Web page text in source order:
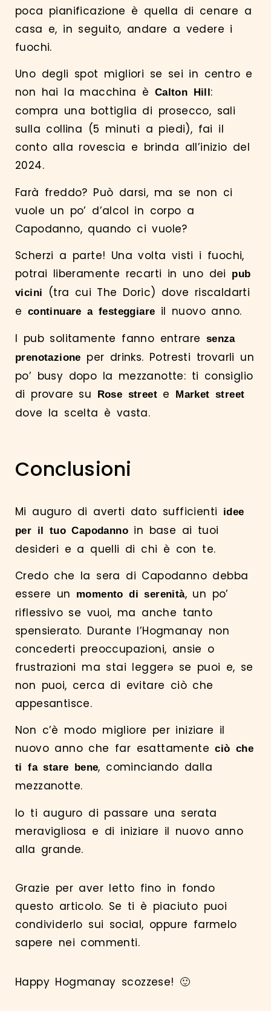
poca pianificazione è quella di cenare a
casa e, in seguito, andare a vedere i
fuochi.
Uno degli spot migliori se sei in centro e
non hai la macchina è Calton Hill:
compra una bottiglia di prosecco, sali
sulla collina (5 minuti a piedi), fai il
conto alla rovescia e brinda all’inizio del
2024.
Farà freddo? Può darsi, ma se non ci
vuole un po’ d’alcol in corpo a
Capodanno, quando ci vuole?
Scherzi a parte! Una volta visti i fuochi,
potrai liberamente recarti in uno dei
pub
vicini
(tra cui The Doric) dove riscaldarti
e continuare a festeggiare il nuovo anno.
I pub solitamente fanno entrare senza
prenotazione per drinks. Potresti trovarli un
po’ busy dopo la mezzanotte: ti consiglio
di provare su
Rose street e Market street
dove la scelta è vasta.
Conclusioni
Mi auguro di averti dato sufficienti
idee
per il tuo Capodanno in base ai tuoi
desideri e a quelli di chi è con te.
Credo che la sera di Capodanno debba
essere un
momento di serenità, un po’
riflessivo se vuoi, ma anche tanto
spensierato. Durante l’Hogmanay non
concederti preoccupazioni, ansie o
frustrazioni ma stai leggerə se puoi e, se
non puoi, cerca di evitare ciò che
appesantisce.
Non c’è modo migliore per iniziare il
nuovo anno che far esattamente ciò che
ti fa stare bene, cominciando dalla
mezzanotte.
Io ti auguro di passare una serata
meravigliosa e di iniziare il nuovo anno
alla grande.
Grazie per aver letto fino in fondo
questo articolo. Se ti è piaciuto puoi
condividerlo sui social, oppure farmelo
sapere nei commenti.
Happy Hogmanay scozzese! 🙂